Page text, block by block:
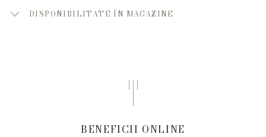
DISPONIBILITATE ÎN MAGAZINE
BENEFICII ONLINE